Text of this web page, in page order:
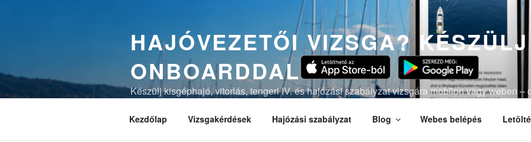
HAJÓVEZETŐI VIZSGA? KÉSZÜLJ
ONBOARDDAL
Készülj kisgéphajó, vitorlás, tengeri IV. és hajózási szabályzat vizsgára mobilon vagy weben –
Kezdőlap Vizsgakérdések Hajózási szabályzat Blog Webes belépés